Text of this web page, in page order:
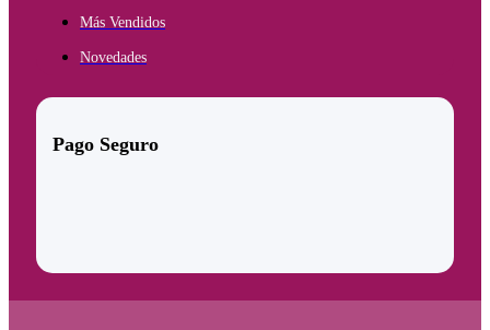
Más Vendidos
Novedades
Pago Seguro